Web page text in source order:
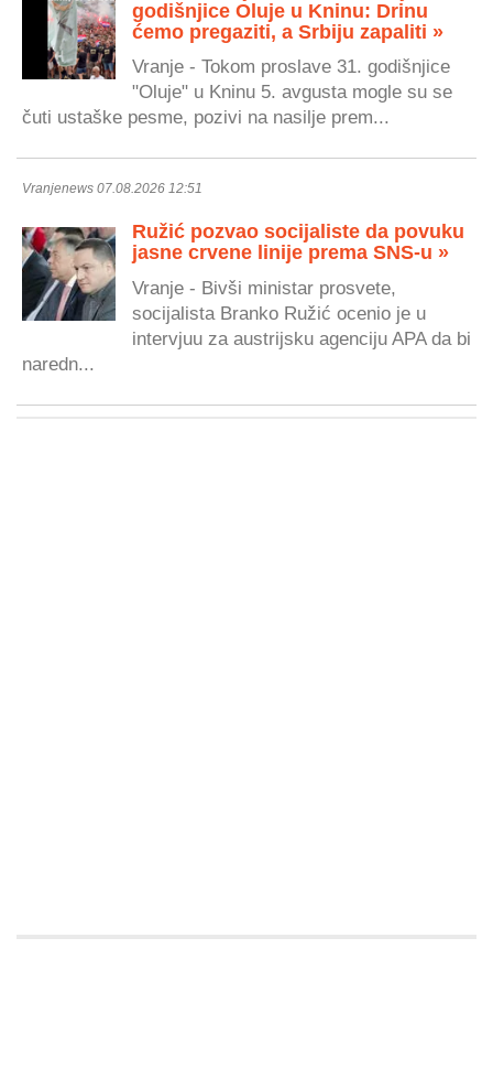
godišnjice Oluje u Kninu: Drinu
ćemo pregaziti, a Srbiju zapaliti »
Vranje - Tokom proslave 31. godišnjice
"Oluje" u Kninu 5. avgusta mogle su se
čuti ustaške pesme, pozivi na nasilje prem...
Vranjenews 07.08.2026 12:51
Ružić pozvao socijaliste da povuku
jasne crvene linije prema SNS-u »
Vranje - Bivši ministar prosvete,
socijalista Branko Ružić ocenio je u
intervjuu za austrijsku agenciju APA da bi
naredn...